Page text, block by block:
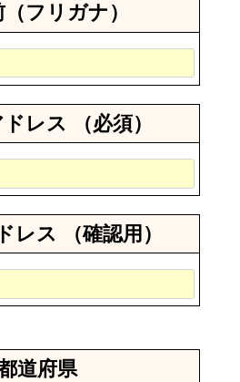
フリガナ）
レス （必須）
レス （確認用）
道府県